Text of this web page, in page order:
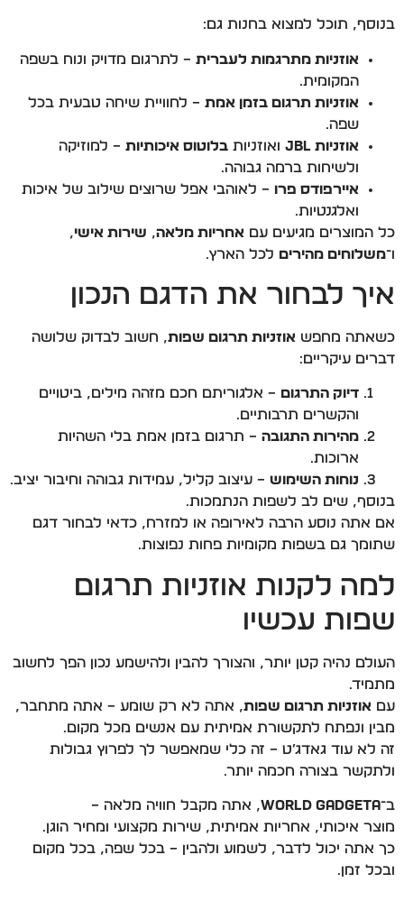
בנוסף, תוכל למצוא בחנות גם:
אוזניות מתרגמות לעברית – לתרגום מדויק ונוח בשפה
המקומית.
אוזניות תרגום בזמן אמת – לחוויית שיחה טבעית בכל
שפה.
אוזניות JBL
ואוזניות בלוטוס איכותיות – למוזיקה
ולשיחות ברמה גבוהה.
איירפודס פרו – לאוהבי אפל שרוצים שילוב של איכות
ואלגנטיות.
כל המוצרים מגיעים עם אחריות מלאה, שירות אישי,
ו־משלוחים מהירים לכל הארץ.
איך לבחור את הדגם הנכון
כשאתה מחפש אוזניות תרגום שפות, חשוב לבדוק שלושה
דברים עיקריים:
דיוק התרגום – אלגוריתם חכם מזהה מילים, ביטויים
והקשרים תרבותיים.
מהירות התגובה – תרגום בזמן אמת בלי השהיות
ארוכות.
נוחות השימוש – עיצוב קליל, עמידות גבוהה וחיבור יציב.
בנוסף, שים לב לשפות הנתמכות.
אם אתה נוסע הרבה לאירופה או למזרח, כדאי לבחור דגם
שתומך גם בשפות מקומיות פחות נפוצות.
למה לקנות אוזניות תרגום
שפות עכשיו
העולם נהיה קטן יותר, והצורך להבין ולהישמע נכון הפך לחשוב
מתמיד.
עם אוזניות תרגום שפות, אתה לא רק שומע – אתה מתחבר,
מבין ונפתח לתקשורת אמיתית עם אנשים מכל מקום.
זה לא עוד גאדג׳ט – זה כלי שמאפשר לך לפרוץ גבולות
ולתקשר בצורה חכמה יותר.
ב־World Gadgeta, אתה מקבל חוויה מלאה –
מוצר איכותי, אחריות אמיתית, שירות מקצועי ומחיר הוגן.
כך אתה יכול לדבר, לשמוע ולהבין – בכל שפה, בכל מקום
ובכל זמן.